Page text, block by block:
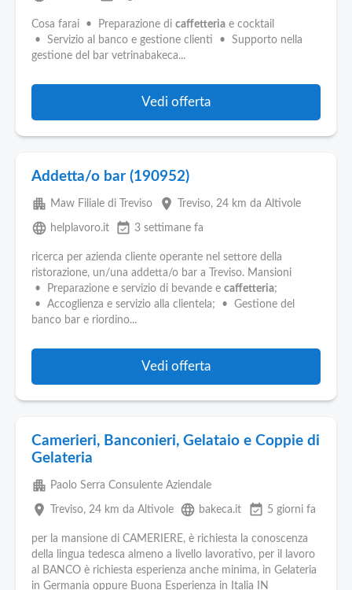
Cosa farai • Preparazione di caffetteria e cocktail
• Servizio al banco e gestione clienti • Supporto nella
gestione del bar vetrinabakeca...
Vedi offerta
Addetta/o bar (190952)
apartment Maw Filiale di Treviso place Treviso, 24 km da Altivole
language helplavoro.it event_available 3 settimane fa
ricerca per azienda cliente operante nel settore della
ristorazione, un/una addetta/o bar a Treviso. Mansioni
• Preparazione e servizio di bevande e caffetteria;
• Accoglienza e servizio alla clientela; • Gestione del
banco bar e riordino...
Vedi offerta
Camerieri, Banconieri, Gelataio e Coppie di
Gelateria
apartment Paolo Serra Consulente Aziendale
place Treviso, 24 km da Altivole language bakeca.it event_available 5 giorni fa
per la mansione di CAMERIERE, è richiesta la conoscenza
della lingua tedesca almeno a livello lavorativo, per il lavoro
al BANCO è richiesta esperienza anche minima, in Gelateria
in Germania oppure Buona Esperienza in Italia IN